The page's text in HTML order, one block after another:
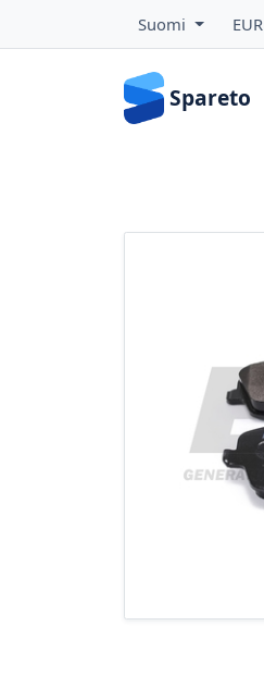
Suomi EUR
Spareto